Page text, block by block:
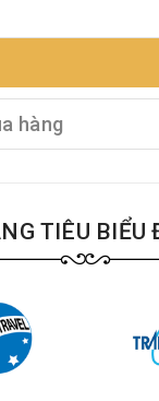
hàng
TIÊU BIỂU